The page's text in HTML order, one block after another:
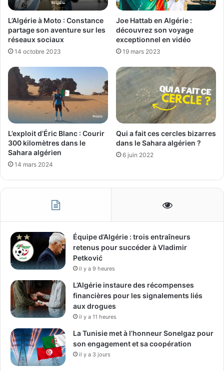
L’Algérie à Moto : Constance
partage son aventure sur les
réseaux sociaux
14 octobre 2023
Joe Hattab en Algérie :
découvrez son voyage
exceptionnel en vidéo
19 mars 2023
L’exploit d’Éric Blanc : Courir
300 kilomètres dans le
Sahara algérien
14 mars 2024
Qui a fait ces cercles bizarres
dans le Sahara algérien ?
6 juin 2022
Équipe d’Algérie : trois entraîneurs
retenus pour succéder à Vladimir
Petković
il y a 9 heures
L’Algérie instaure des récompenses
financières pour les signalements liés
aux drogues
il y a 11 heures
La Tunisie met à l’honneur Sonelgaz pour
son engagement et sa coopération
il y a 3 jours